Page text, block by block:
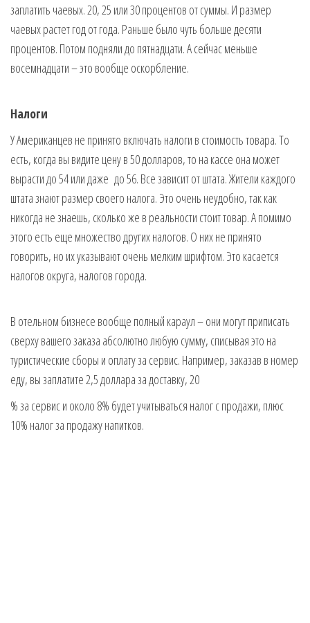
заплатить чаевых. 20, 25 или 30 процентов от суммы. И размер
чаевых растет год от года. Раньше было чуть больше десяти
процентов. Потом подняли до пятнадцати. А сейчас меньше
восемнадцати – это вообще оскорбление.
Налоги
У Американцев не принято включать налоги в стоимость товара. То
есть, когда вы видите цену в 50 долларов, то на кассе она может
вырасти до 54 или даже до 56. Все зависит от штата. Жители каждого
штата знают размер своего налога. Это очень неудобно, так как
никогда не знаешь, сколько же в реальности стоит товар. А помимо
этого есть еще множество других налогов. О них не принято
говорить, но их указывают очень мелким шрифтом. Это касается
налогов округа, налогов города.
В отельном бизнесе вообще полный караул – они могут приписать
сверху вашего заказа абсолютно любую сумму, списывая это на
туристические сборы и оплату за сервис. Например, заказав в номер
еду, вы заплатите 2,5 доллара за доставку, 20
% за сервис и около 8% будет учитываться налог с продажи, плюс
10% налог за продажу напитков.